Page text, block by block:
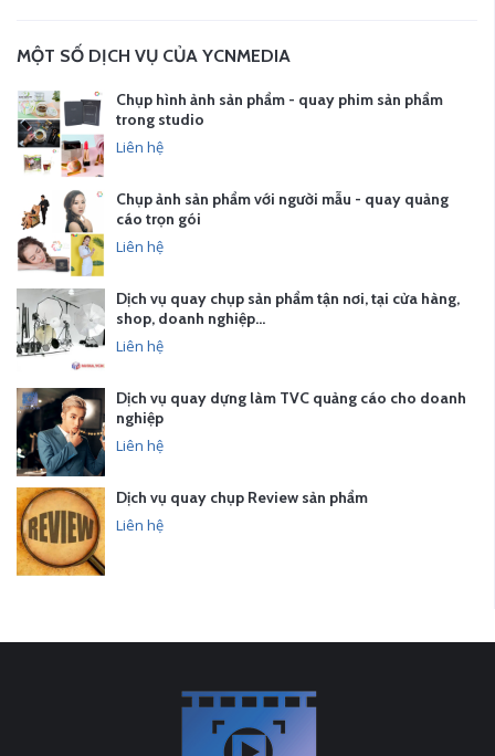
MỘT SỐ DỊCH VỤ CỦA YCNMEDIA
Chụp hình ảnh sản phẩm - quay phim sản phẩm
trong studio
Liên hệ
Chụp ảnh sản phẩm với người mẫu - quay quảng
cáo trọn gói
Liên hệ
Dịch vụ quay chụp sản phẩm tận nơi, tại cửa hàng,
shop, doanh nghiệp…
Liên hệ
Dịch vụ quay dựng làm TVC quảng cáo cho doanh
nghiệp
Liên hệ
Dịch vụ quay chụp Review sản phẩm
Liên hệ